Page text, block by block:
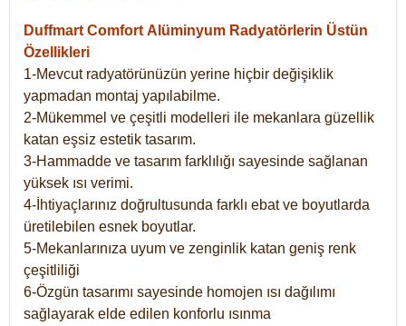
Duffmart Comfort Alüminyum Radyatörlerin Üstün
Özellikleri
1-Mevcut radyatörünüzün yerine hiçbir değişiklik
yapmadan montaj yapılabilme.
2-Mükemmel ve çeşitli modelleri ile mekanlara güzellik
katan eşsiz estetik tasarım.
3-Hammadde ve tasarım farklılığı sayesinde sağlanan
yüksek ısı verimi.
4-İhtiyaçlarınız doğrultusunda farklı ebat ve boyutlarda
üretilebilen esnek boyutlar.
5-Mekanlarınıza uyum ve zenginlik katan geniş renk
çeşitliliği
6-Özgün tasarımı sayesinde homojen ısı dağılımı
sağlayarak elde edilen konforlu ısınma